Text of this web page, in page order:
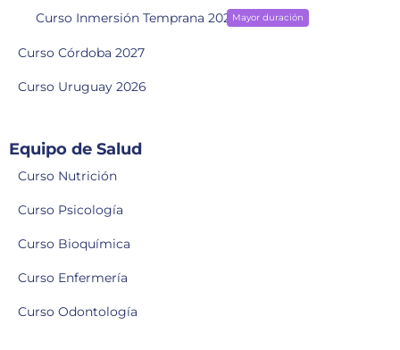
Curso Inmersión Temprana 2028Mayor duración
Curso Córdoba 2027
Curso Uruguay 2026
Equipo de Salud
Curso Nutrición
Curso Psicología
Curso Bioquímica
Curso Enfermería
Curso Odontología